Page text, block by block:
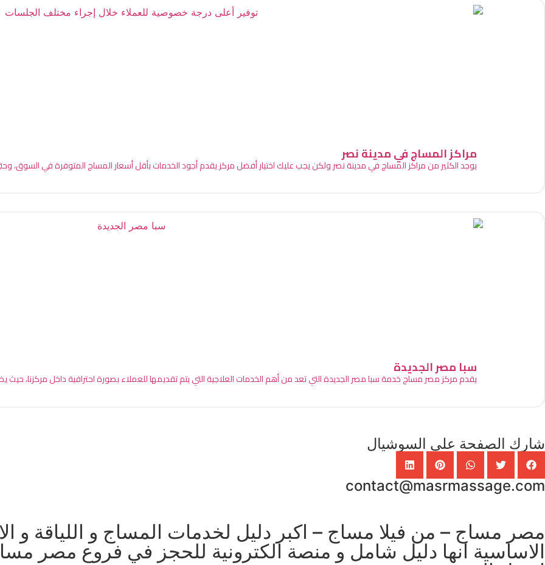
مراكز المساج في مدينة نصر
يوجد الكثير من مراكز المساج في مدينة نصر ولكن يجب عليك اختيار أفضل مركز يقدم أجود الخدمات بأقل أسعار المساج المتوفرة في السوق،
سبا مصر الجديدة
يقدم مركز مصر مساج خدمة سبا مصر الجديدة التي تعد من أهم الخدمات العلاجية التي يتم تقديمها للعملاء بصورة احترافية داخل مركزنا،
شارك الصفحة علي السوشيال
contact@masrmassage.com
مصر مساج – من فيلا مساج – اكبر دليل لخدمات المساج و اللياقة و
الاساسية انها دليل شامل و منصة الكترونية للحجز في فروع مصر